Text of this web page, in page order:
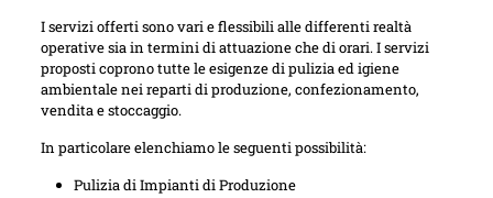
I servizi offerti sono vari e flessibili alle differenti realtà
operative sia in termini di attuazione che di orari. I servizi
proposti coprono tutte le esigenze di pulizia ed igiene
ambientale nei reparti di produzione, confezionamento,
vendita e stoccaggio.
In particolare elenchiamo le seguenti possibilità:
Pulizia di Impianti di Produzione